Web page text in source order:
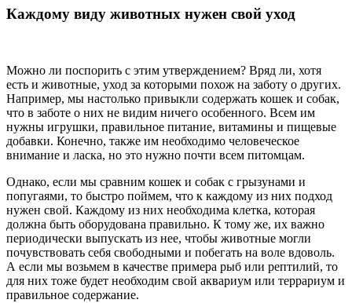
Каждому виду животных нужен свой уход
Можно ли поспорить с этим утверждением? Вряд ли, хотя
есть и животные, уход за которыми похож на заботу о других.
Например, мы настолько привыкли содержать кошек и собак,
что в заботе о них не видим ничего особенного. Всем им
нужны игрушки, правильное питание, витамины и пищевые
добавки. Конечно, также им необходимо человеческое
внимание и ласка, но это нужно почти всем питомцам.
Однако, если мы сравним кошек и собак с грызунами и
попугаями, то быстро поймем, что к каждому из них подход
нужен свой. Каждому из них необходима клетка, которая
должна быть оборудована правильно. К тому же, их важно
периодически выпускать из нее, чтобы животные могли
почувствовать себя свободными и побегать на воле вдоволь.
А если мы возьмем в качестве примера рыб или рептилий, то
для них тоже будет необходим свой аквариум или террариум и
правильное содержание.